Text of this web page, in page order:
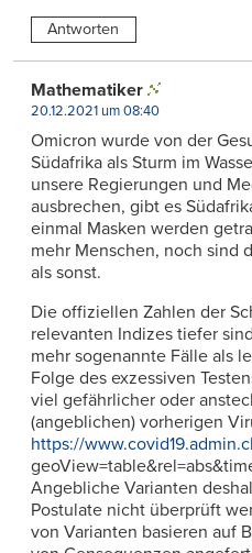
Antworten
Mathematiker
20.12.2021 um 08:40
Omicron wurde von der
Südafrika als Sturm im
unsere Regierungen und
ausbrechen, gibt es
einmal Masken werden
mehr Menschen, noch sind
als sonst.
Die offiziellen Zahlen der
relevanten Indizes tiefer
mehr sogenannte Fälle als
Folge des exzessiven
viel gefährlicher oder
(angeblichen) vorherigen
https://
Angebliche Varianten
Postulate nicht überprüft
von Varianten basieren auf